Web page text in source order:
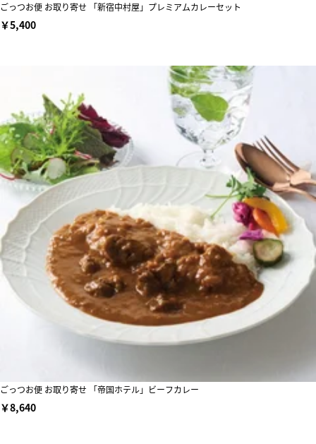
ごっつお便 お取り寄せ 「新宿中村屋」プレミアムカレーセット
￥5,400
ごっつお便 お取り寄せ 「帝国ホテル」ビーフカレー
￥8,640